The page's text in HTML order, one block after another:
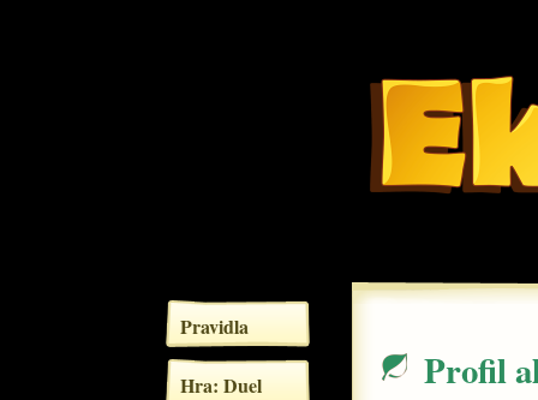
Pravidla
Hra: Duel Profil